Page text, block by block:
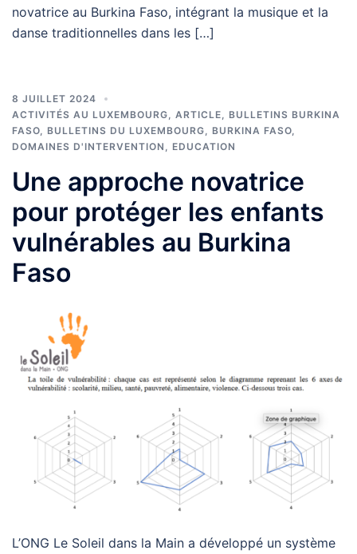
novatrice au Burkina Faso, intégrant la musique et la
danse traditionnelles dans les […]
8 JUILLET 2024
ACTIVITÉS AU LUXEMBOURG
ARTICLE
BULLETINS BURKINA
FASO
BULLETINS DU LUXEMBOURG BURKINA FASO
DOMAINES D'INTERVENTION
EDUCATION
Une approche novatrice
pour protéger les enfants
vulnérables au Burkina
Faso
L’ONG Le Soleil dans la Main a développé un système